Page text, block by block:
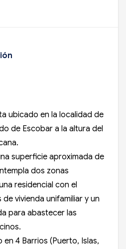
ubicado en la localidad de
de Escobar a la altura del
superficie aproximada de
dos zonas
residencial con el
vivienda unifamiliar y un
para abastecer las
en 4 Barrios (Puerto, Islas,